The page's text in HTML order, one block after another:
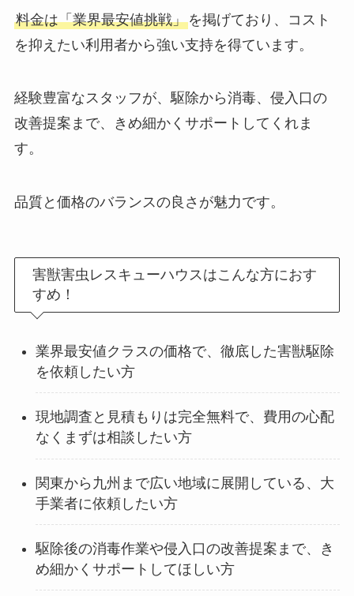
料金は「業界最安値挑戦」を掲げており、コスト
を抑えたい利用者から強い支持を得ています。
経験豊富なスタッフが、駆除から消毒、侵入口の
改善提案まで、きめ細かくサポートしてくれま
す。
品質と価格のバランスの良さが魅力です。
害獣害虫レスキューハウスはこんな方におす
すめ！
業界最安値クラスの価格で、徹底した害獣駆除
を依頼したい方
現地調査と見積もりは完全無料で、費用の心配
なくまずは相談したい方
関東から九州まで広い地域に展開している、大
手業者に依頼したい方
駆除後の消毒作業や侵入口の改善提案まで、き
め細かくサポートしてほしい方